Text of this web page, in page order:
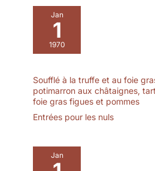
Jan
1
1970
Soufflé à la truffe et au foie
potimarron aux châtaignes,
foie gras figues et pommes
Entrées pour les nuls
Jan